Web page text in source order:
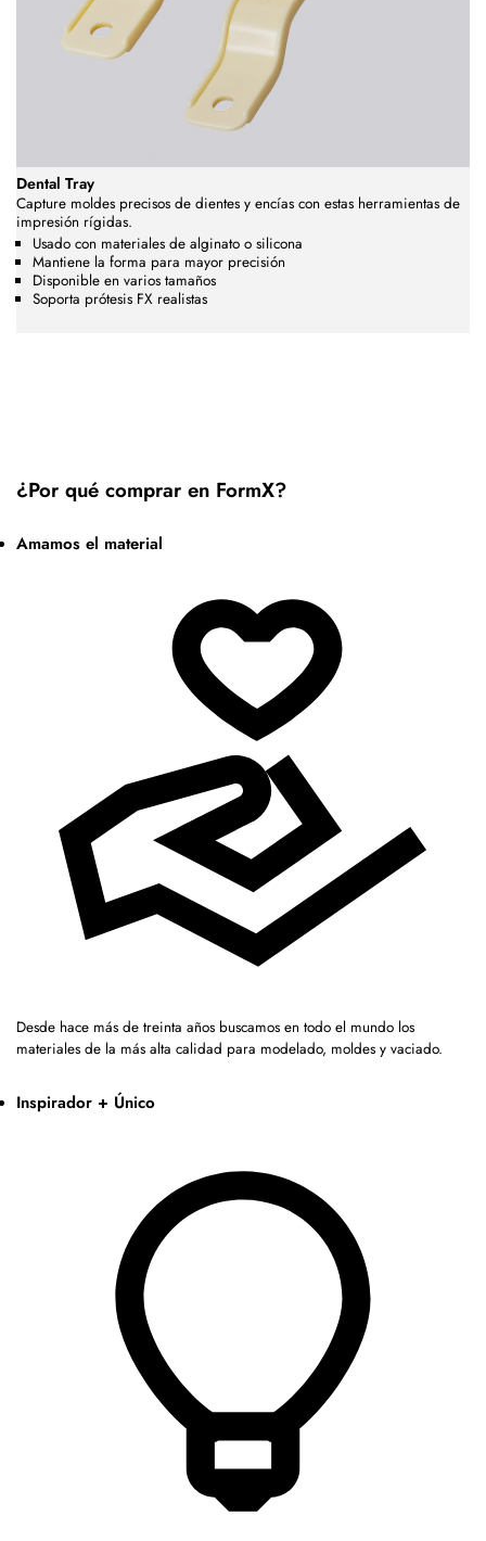
Dental Tray
Capture moldes precisos de dientes y encías con estas herramientas de
impresión rígidas.
Usado con materiales de alginato o silicona
Mantiene la forma para mayor precisión
Disponible en varios tamaños
Soporta prótesis FX realistas
¿Por qué comprar en FormX?
Amamos el material
Desde hace más de treinta años buscamos en todo el mundo los
materiales de la más alta calidad para modelado, moldes y vaciado.
Inspirador + Único